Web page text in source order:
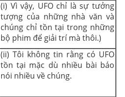
(i) Vì vậy, UFO chỉ là sự tưởng
tượng của những nhà văn và
chúng chỉ tồn tại trong những
bộ phim để giải trí mà thôi.)
(ii) Tôi không tin rằng có UFO
tồn tại mặc dù nhiều bài báo
nói nhiều về chúng.